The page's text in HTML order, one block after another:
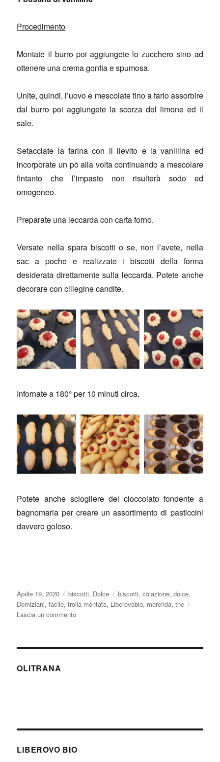
Procedimento
Montate il burro poi aggiungete lo zucchero sino ad
ottenere una crema gonfia e spumosa.
Unite, quindi, l’uovo e mescolate fino a farlo assorbire
dal burro poi aggiungete la scorza del limone ed il
sale.
Setacciate la farina con il lievito e la vanillina ed
incorporate un pò alla volta continuando a mescolare
fintanto che l’impasto non risulterà sodo ed
omogeneo.
Preparate una leccarda con carta forno.
Versate nella spara biscotti o se, non l’avete, nella
sac a poche e realizzate i biscotti della forma
desiderata direttamente sulla leccarda. Potete anche
decorare con ciliegine candite.
Infornate a 180° per 10 minuti circa.
Potete anche sciogliere del cioccolato fondente a
bagnomaria per creare un assortimento di pasticcini
davvero goloso.
Pubblicato
il
Aprile 19, 2020 Categorie
biscotti, Dolce Tag
biscotti,colazione,dolce,
Domiziani,facile,frolla montata, Liberovobio, merenda,the
Lascia un commentosu
frolla
OLITRANA
LIBEROVO BIO